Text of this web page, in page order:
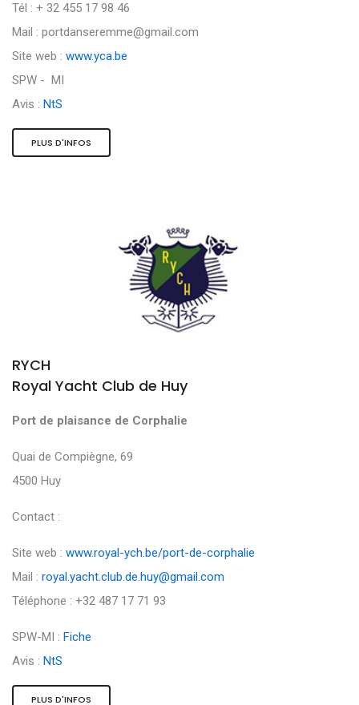
Tél : + 32 455 17 98 46
Mail : portdanseremme@gmail.com
Site web : www.yca.be
SPW - MI
Avis : NtS
PLUS D'INFOS
RYCH
Royal Yacht Club de Huy
Port de plaisance de Corphalie
Quai de Compiègne, 69
4500 Huy
Contact :
Site web : www.royal-ych.be/port-de-corphalie
Mail : royal.yacht.club.de.huy@gmail.com
Téléphone : +32 487 17 71 93
SPW-MI : Fiche
Avis : NtS
PLUS D'INFOS